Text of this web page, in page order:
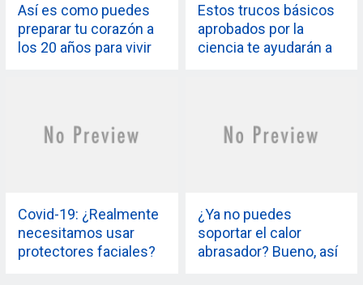
Así es como puedes
preparar tu corazón a
los 20 años para vivir
Estos trucos básicos
aprobados por la
ciencia te ayudarán a
Covid-19: ¿Realmente
necesitamos usar
protectores faciales?
¿Ya no puedes
soportar el calor
abrasador? Bueno, así